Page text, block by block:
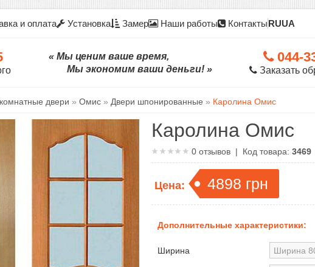
и оплата Установка Замер Наши работы КонтактыRUUA
« Мы ценим ваше время,
Мы экономим ваши деньги! »
044-
Заказать
двери » Омис » Двери шпонированные » Каролина Омис
Каролина Омис
0 отзывов | Код товара:3469
Цена: 4898 грн
Дополнительные характеристики:
Ширина